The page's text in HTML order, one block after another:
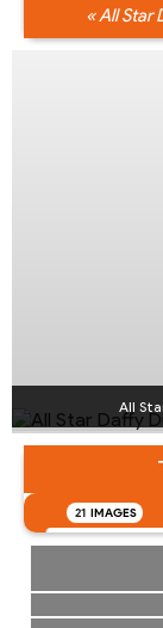
« All Star
All
21 IMAGES